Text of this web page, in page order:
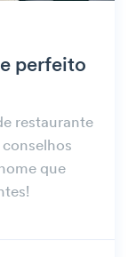
perfeito
restaurante
que